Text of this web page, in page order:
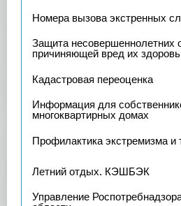
Номера вызова экстренных
Защита несовершеннолетних
причиняющей вред их
Кадастровая переоценка
Информация для
многоквартирных домах
Профилактика экстремизма и
Летний отдых. КЭШБЭК
Управление